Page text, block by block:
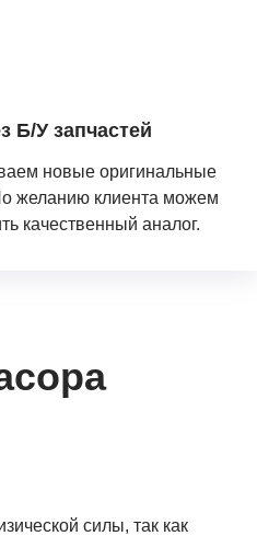
Б/У запчастей
новые оригинальные
желанию клиента можем
качественный аналог.
силы, так как